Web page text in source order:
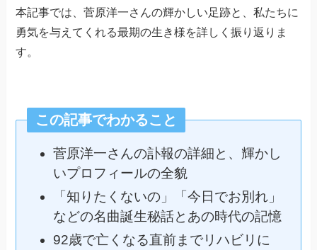
本記事では、菅原洋一さんの輝かしい足跡と、私たちに
勇気を与えてくれる最期の生き様を詳しく振り返りま
す。
この記事でわかること
菅原洋一さんの訃報の詳細と、輝かし
いプロフィールの全貌
「知りたくないの」「今日でお別れ」
などの名曲誕生秘話とあの時代の記憶
92歳で亡くなる直前までリハビリに